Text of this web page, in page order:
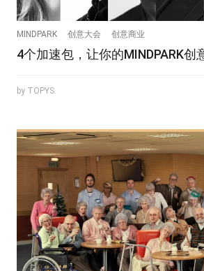
MINDPARK 创意大会 创意商业
4个加速包，让你的MINDPARK创
by TOPYS.